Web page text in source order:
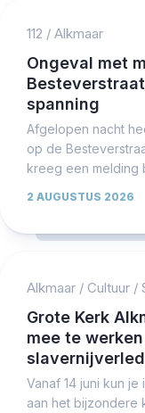
112 / Alkmaar
Ongeval met
spanning
Afgelopen nacht
op de
kreeg een melding
2 AUGUSTUS 2026
Alkmaar / Cultuur /
Grote Kerk
mee te
Vanaf 14 juni kun
aan het bijzondere